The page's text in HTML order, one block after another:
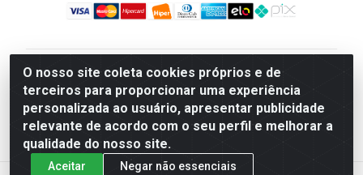
O nosso site coleta cookies próprios e de
terceiros para proporcionar uma experiência
personalizada ao usuário, apresentar publicidade
relevante de acordo com o seu perfil e melhorar a
qualidade do nosso site.
Aceitar Negar não essenciais
Atacadao da Limpeza F. Pereira Queiroz Comercio e
Distribuicao LTDA - Quadra Qi 10 Lotes 39 e, 41 - Setor
Industrial (Taguatinga), Brasília/DF - CEP 72.135-100 -
CNPJ 13.184.675/0001-80